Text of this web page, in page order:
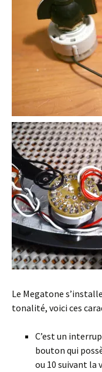
Le Megatone
tonalité, voici ces
C’est un
bouton qui
ou 10 suivant la